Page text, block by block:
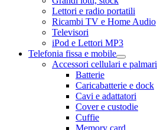
Lettori e radio portatili
Ricambi TV e Home Audio
Televisori
iPod e Lettori MP3
Telefonia fissa e mobile
Accessori cellulari e palmari
Batterie
Caricabatterie e dock
Cavi e adattatori
Cover e custodie
Cuffie
Memory card